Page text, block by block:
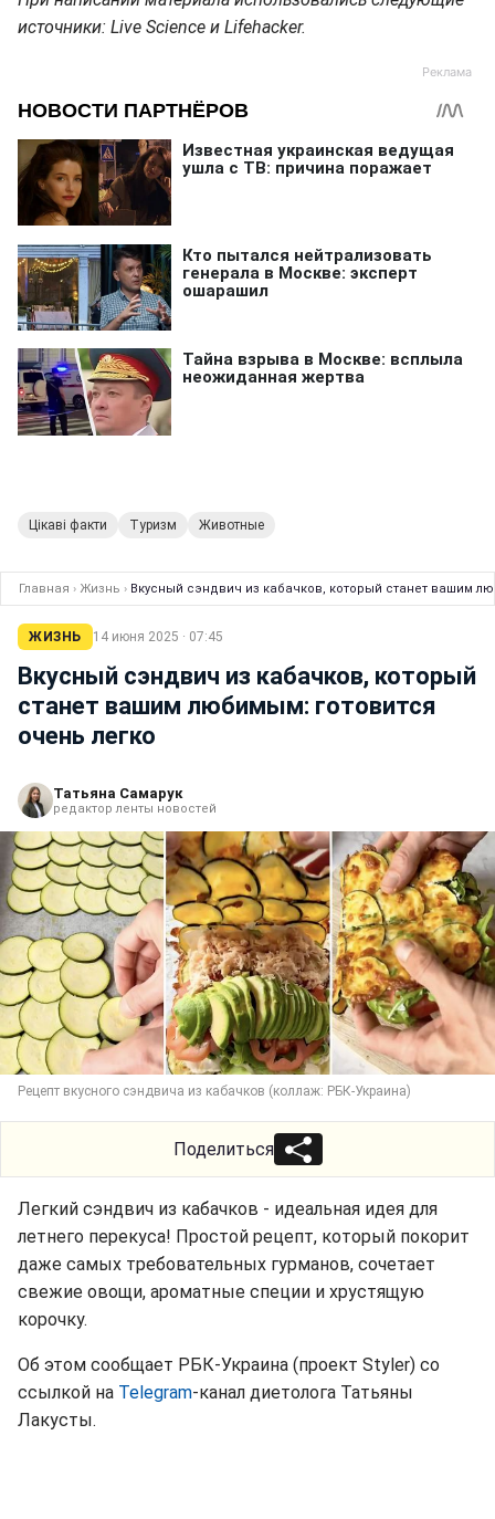
источники: Live Science и Lifehacker.
Цікаві факти Туризм Животные
Главная › Жизнь › Вкусный сэндвич из кабачков, который станет вашим
ЖИЗНЬ 14 июня 2025 · 07:45
Вкусный сэндвич из кабачков, который
станет вашим любимым: готовится
очень легко
Татьяна Самарук
редактор ленты новостей
Рецепт вкусного сэндвича из кабачков (коллаж: РБК-Украина)
Поделиться
Легкий сэндвич из кабачков - идеальная идея для
летнего перекуса! Простой рецепт, который покорит
даже самых требовательных гурманов, сочетает
свежие овощи, ароматные специи и хрустящую
корочку.
Об этом сообщает РБК-Украина (проект Styler) со
ссылкой на Telegram-канал диетолога Татьяны
Лакусты.